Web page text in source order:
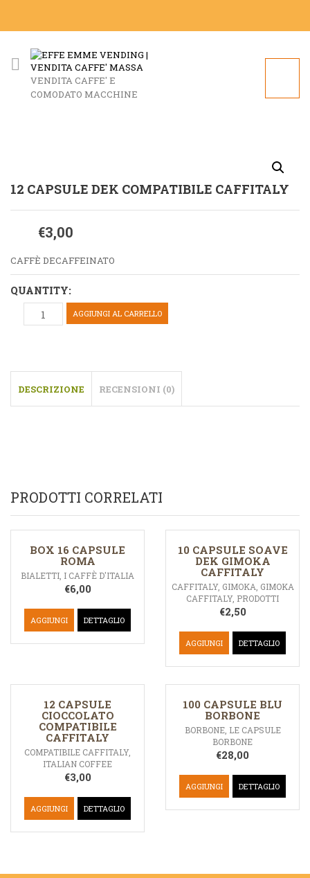
VENDITA CAFFE' E
COMODATO MACCHINE
12 CAPSULE DEK COMPATIBILE CAFFITALY
€3,00
CAFFÈ DECAFFEINATO
QUANTITY:
AGGIUNGI AL CARRELLO
DESCRIZIONE RECENSIONI (0)
PRODOTTI CORRELATI
BOX 16 CAPSULE
ROMA
BIALETTI I CAFFÈ D'ITALIA
€6,00
AGGIUNGI DETTAGLIO
10 CAPSULE SOAVE
DEK GIMOKA
CAFFITALY
CAFFITALY, GIMOKA GIMOKA
CAFFITALY, PRODOTTI
€2,50
AGGIUNGI DETTAGLIO
12 CAPSULE
CIOCCOLATO
COMPATIBILE
CAFFITALY
COMPATIBILE CAFFITALY,
ITALIAN COFFEE
€3,00
AGGIUNGI DETTAGLIO
100 CAPSULE BLU
BORBONE
BORBONE, LE CAPSULE
BORBONE
€28,00
AGGIUNGI DETTAGLIO